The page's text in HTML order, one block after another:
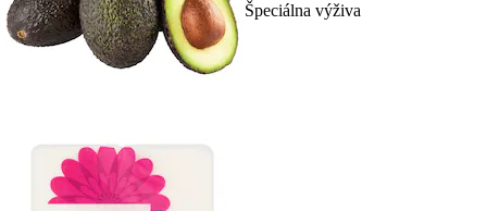
Špeciálna výživa